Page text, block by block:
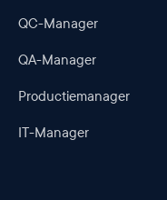
QC-Manager
QA-Manager
Productiemanager
IT-Manager